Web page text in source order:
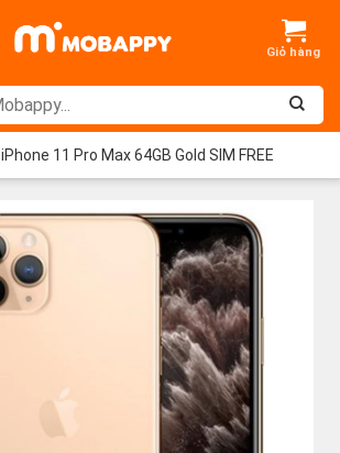
iPhone 11 Pro Max 64GB Gold SIM FREE